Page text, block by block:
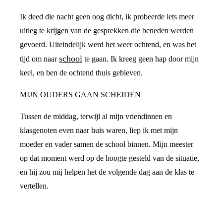
Ik deed die nacht geen oog dicht, ik probeerde iets meer
uitleg te krijgen van de gesprekken die beneden werden
gevoerd. Uiteindelijk werd het weer ochtend, en was het
tijd om naarschool te gaan. Ik kreeg geen hap door mijn
keel, en ben de ochtend thuis gebleven.
MIJN OUDERS GAAN SCHEIDEN
Tussen de middag, terwijl al mijn vriendinnen en
klasgenoten even naar huis waren, liep ik met mijn
moeder en vader samen de school binnen. Mijn meester
op dat moment werd op de hoogte gesteld van de situatie,
en hij zou mij helpen het de volgende dag aan de klas te
vertellen.